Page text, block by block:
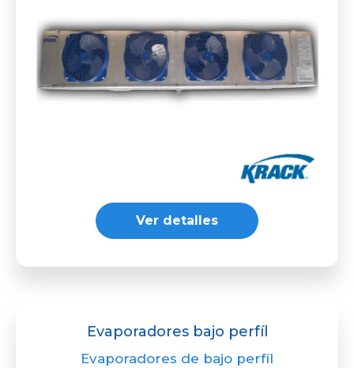
Ver detalles
Evaporadores bajo perfíl
Evaporadores de bajo perfíl